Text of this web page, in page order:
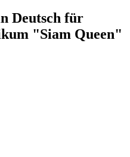
Deutsch für
"Siam Queen"